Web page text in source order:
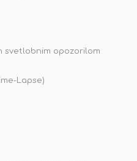
svetlobnim opozorilom
Lapse)